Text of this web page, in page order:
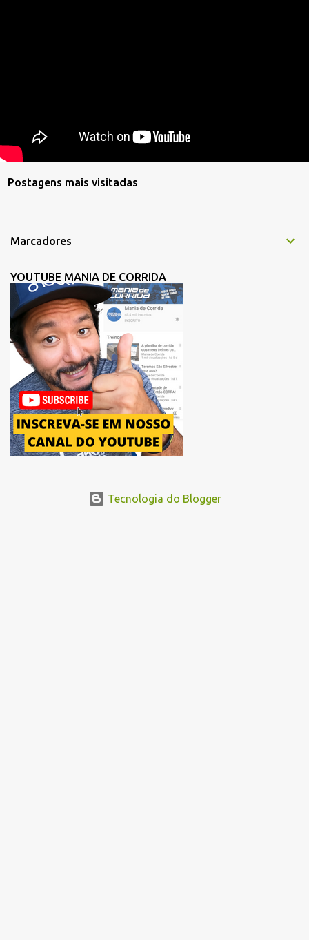
Postagens mais visitadas
Marcadores
YOUTUBE MANIA DE CORRIDA
Tecnologia do Blogger